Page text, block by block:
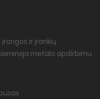
ir įrankių
metalo apdirbimu